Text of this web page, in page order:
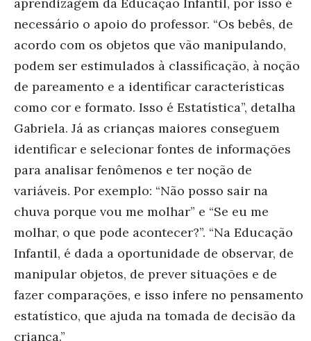
necessário o apoio do professor. “Os bebês, de
acordo com os objetos que vão manipulando,
podem ser estimulados à classificação, à noção
de pareamento e a identificar características
como cor e formato. Isso é Estatística”, detalha
Gabriela. Já as crianças maiores conseguem
identificar e selecionar fontes de informações
para analisar fenômenos e ter noção de
variáveis. Por exemplo: “Não posso sair na
chuva porque vou me molhar” e “Se eu me
molhar, o que pode acontecer?”. “Na Educação
Infantil, é dada a oportunidade de observar, de
manipular objetos, de prever situações e de
fazer comparações, e isso infere no pensamento
estatístico, que ajuda na tomada de decisão da
criança.”